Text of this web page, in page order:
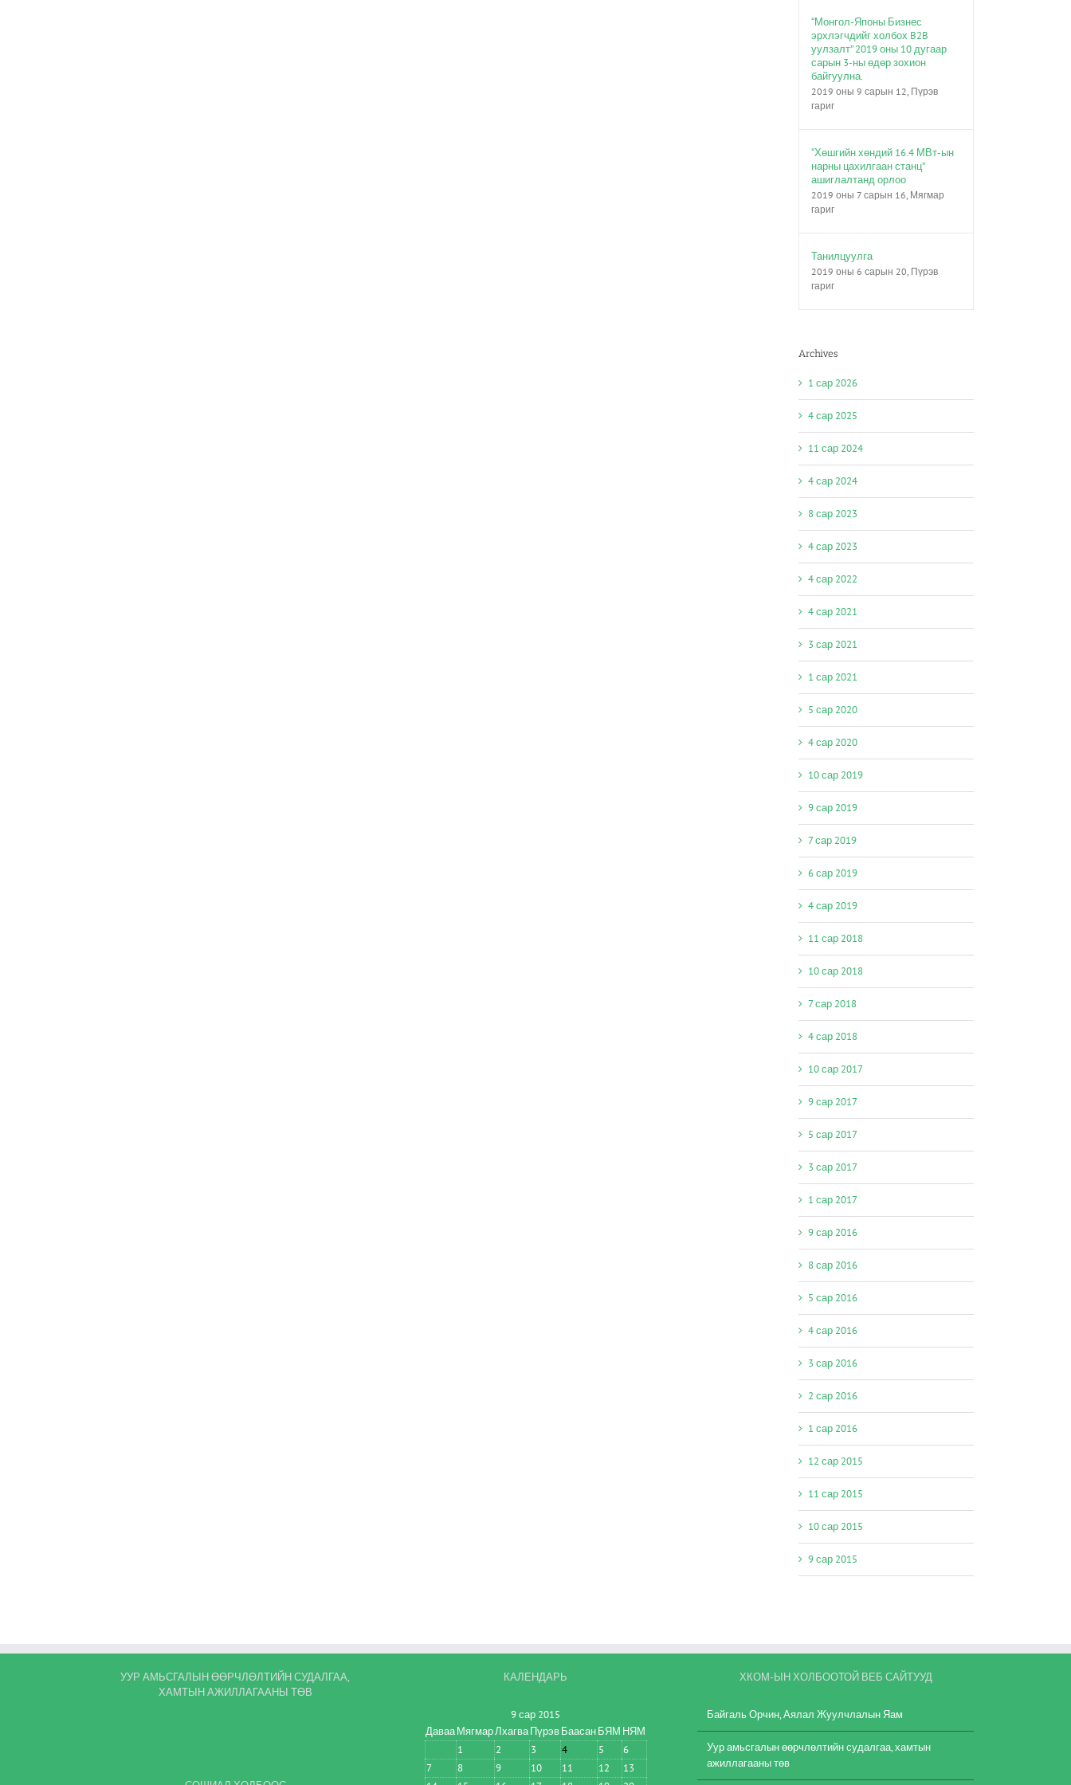
“Монгол-Японы Бизнес
эрхлэгчдийг холбох B2B
уулзалт” 2019 оны 10 дугаар
сарын 3-ны өдөр зохион
байгуулна.
2019 оны 9 сарын 12, Пүрэв
гариг
“Хөшгийн хөндий 16.4 МВт-ын
нарны цахилгаан станц”
ашиглалтанд орлоо
2019 оны 7 сарын 16, Мягмар
гариг
Танилцуулга
2019 оны 6 сарын 20, Пүрэв
гариг
Archives
1 сар 2026
4 сар 2025
11 сар 2024
4 сар 2024
8 сар 2023
4 сар 2023
4 сар 2022
4 сар 2021
3 сар 2021
1 сар 2021
5 сар 2020
4 сар 2020
10 сар 2019
9 сар 2019
7 сар 2019
6 сар 2019
4 сар 2019
11 сар 2018
10 сар 2018
7 сар 2018
4 сар 2018
10 сар 2017
9 сар 2017
5 сар 2017
3 сар 2017
1 сар 2017
9 сар 2016
8 сар 2016
5 сар 2016
4 сар 2016
3 сар 2016
2 сар 2016
1 сар 2016
12 сар 2015
11 сар 2015
10 сар 2015
9 сар 2015
УУР АМЬСГАЛЫН ӨӨРЧЛӨЛТИЙН СУДАЛГАА,
ХАМТЫН АЖИЛЛАГААНЫ ТӨВ
КАЛЕНДАРЬ
9 сар 2015
Даваа Мягмар Лхагва Пүрэв Баасан БЯМ НЯМ
1 2 3 4 5
6
7
8 9 10 11 12
13
ХКОМ-ЫН ХОЛБООТОЙ ВЕБ САЙТУУД
Байгаль Орчин, Аялал Жуулчлалын Яам
Уур амьсгалын өөрчлөлтийн судалгаа, хамтын
ажиллагааны төв